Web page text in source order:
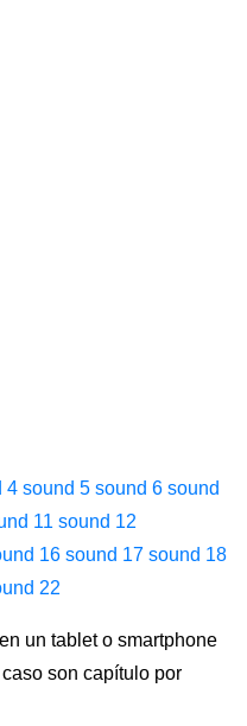
4 sound 5 sound 6 sound
11 sound 12
16 sound 17 sound 18
22
un tablet o smartphone
son capítulo por